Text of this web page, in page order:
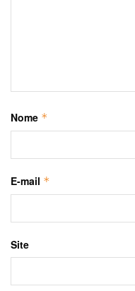
Nome *
E-mail *
Site